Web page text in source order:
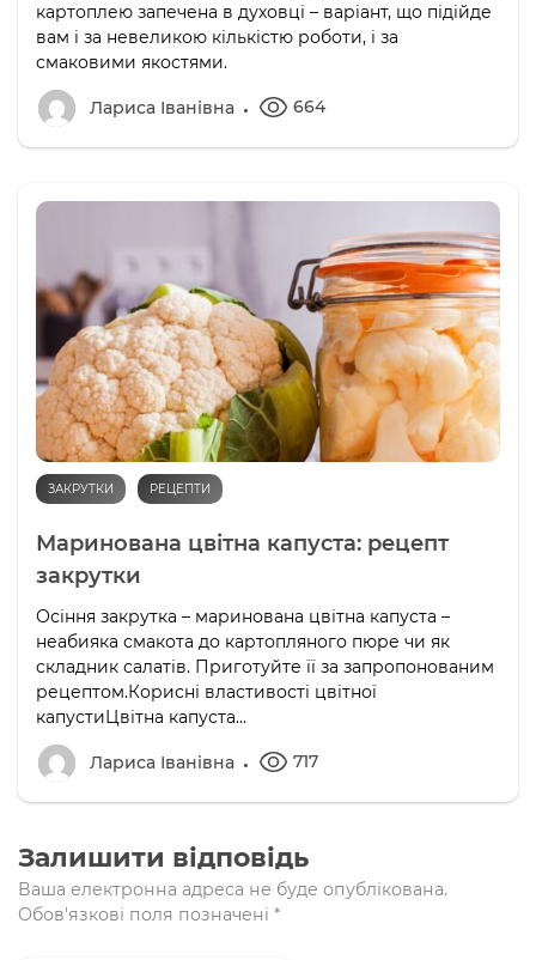
картоплею запечена в духовці – варіант, що підійде
вам і за невеликою кількістю роботи, і за
смаковими якостями.
Лариса Іванівна 664
ЗАКРУТКИ РЕЦЕПТИ
Маринована цвітна капуста: рецепт
закрутки
Осіння закрутка – маринована цвітна капуста –
неабияка смакота до картопляного пюре чи як
складник салатів. Приготуйте її за запропонованим
рецептом.Корисні властивості цвітної
капустиЦвітна капуста...
Лариса Іванівна 717
Залишити відповідь
Ваша електронна адреса не буде опублікована.
Обов'язкові поля позначені *